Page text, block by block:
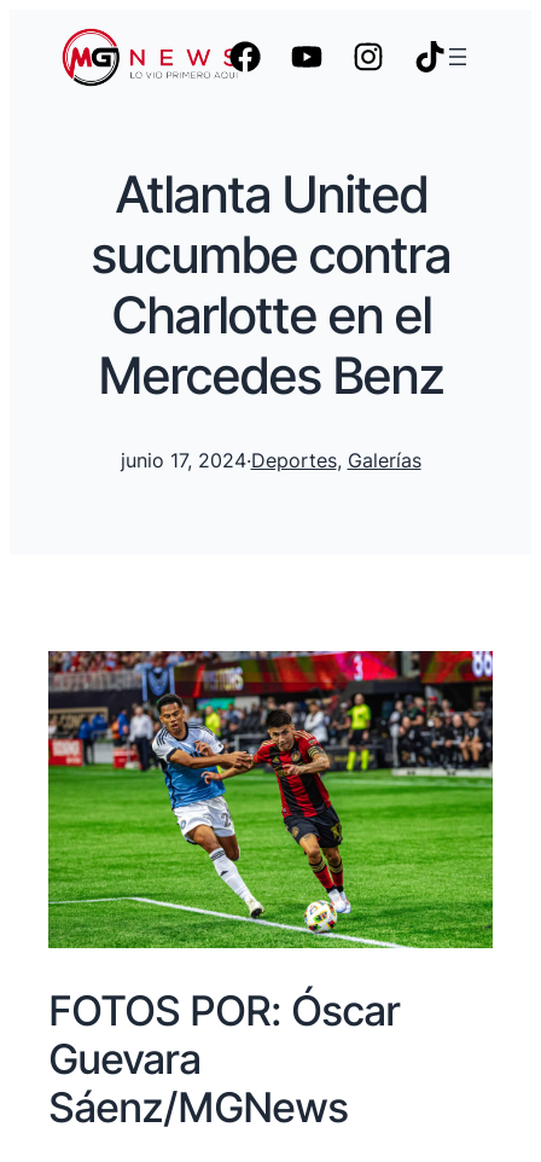
Atlanta United
sucumbe contra
Charlotte en el
Mercedes Benz
junio 17, 2024·Deportes, Galerías
FOTOS POR: Óscar
Guevara
Sáenz/MGNews